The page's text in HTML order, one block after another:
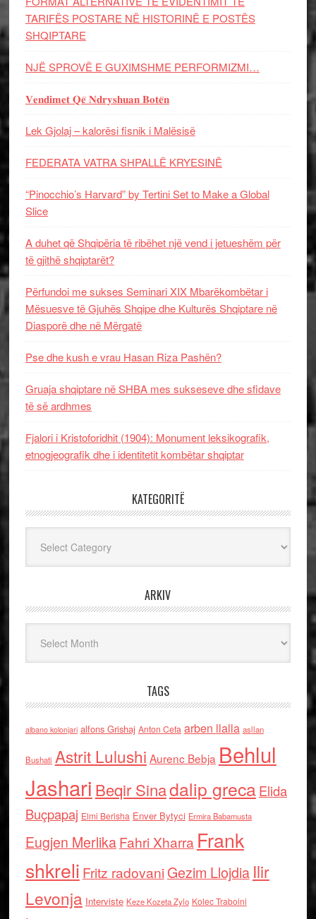
TARIFËS POSTARE NË HISTORINË E POSTËS
SHQIPTARE
NJË SPROVË E GUXIMSHME PERFORMIZMI…
𝐕𝐞𝐧𝐝𝐢𝐦𝐞𝐭 𝐐𝐞̈ 𝐍𝐝𝐫𝐲𝐬𝐡𝐮𝐚𝐧 𝐁𝐨𝐭𝐞̈𝐧
Lek Gjolaj – kalorësi fisnik i Malësisë
FEDERATA VATRA SHPALLË KRYESINË
“Pinocchio’s Harvard” by Tertini Set to Make a Global
Slice
A duhet që Shqipëria të ribëhet një vend i jetueshëm për
të gjithë shqiptarët?
Përfundoi me sukses Seminari XIX Mbarëkombëtar i
Mësuesve të Gjuhës Shqipe dhe Kulturës Shqiptare në
Diasporë dhe në Mërgatë
Pse dhe kush e vrau Hasan Riza Pashën?
Gruaja shqiptare në SHBA mes sukseseve dhe sfidave
të së ardhmes
Fjalori i Kristoforidhit (1904): Monument leksikografik,
etnogjeografik dhe i identitetit kombëtar shqiptar
KATEGORITË
ARKIV
TAGS
albano kolonjari alfons Grishaj Anton Cefa arben llalla asllan
Bushati Astrit Lulushi Aurenc Bebja Behlul
Jashari Beqir Sinadalip grecaElida
Buçpapaj Elmi Berisha Enver Bytyci Ermira Babamusta
Eugjen MerlikaFahri Xharra Frank
shkreli Fritz radovaniGezim Llojdia Ilir
Levonja Interviste Keze Kozeta Zylo Kolec Traboini